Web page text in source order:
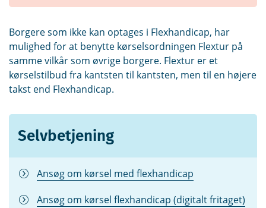
Borgere som ikke kan optages i Flexhandicap, har
mulighed for at benytte kørselsordningen Flextur på
samme vilkår som øvrige borgere. Flextur er et
kørselstilbud fra kantsten til kantsten, men til en højere
takst end Flexhandicap.
Selvbetjening
Ansøg om kørsel med flexhandicap
Ansøg om kørsel flexhandicap (digitalt fritaget)